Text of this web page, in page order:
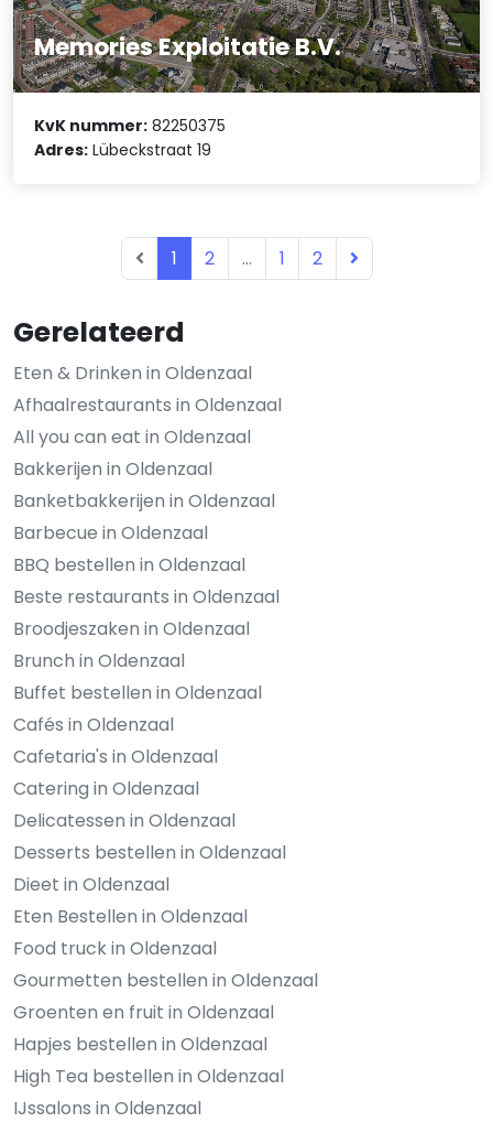
Gerelateerd
Eten & Drinken in Oldenzaal
Afhaalrestaurants in Oldenzaal
All you can eat in Oldenzaal
Bakkerijen in Oldenzaal
Banketbakkerijen in Oldenzaal
Barbecue in Oldenzaal
BBQ bestellen in Oldenzaal
Beste restaurants in Oldenzaal
Broodjeszaken in Oldenzaal
Brunch in Oldenzaal
Buffet bestellen in Oldenzaal
Cafés in Oldenzaal
Cafetaria's in Oldenzaal
Catering in Oldenzaal
Delicatessen in Oldenzaal
Desserts bestellen in Oldenzaal
Dieet in Oldenzaal
Eten Bestellen in Oldenzaal
Food truck in Oldenzaal
Gourmetten bestellen in Oldenzaal
Groenten en fruit in Oldenzaal
Hapjes bestellen in Oldenzaal
High Tea bestellen in Oldenzaal
IJssalons in Oldenzaal
Memories Exploitatie B.V.
KvK nummer: 82250375
Adres: Lübeckstraat 19
1 2 ... 1 2